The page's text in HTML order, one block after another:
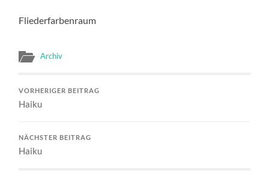
Fliederfarbenraum
Archiv
VORHERIGER BEITRAG
Haiku
NÄCHSTER BEITRAG
Haiku